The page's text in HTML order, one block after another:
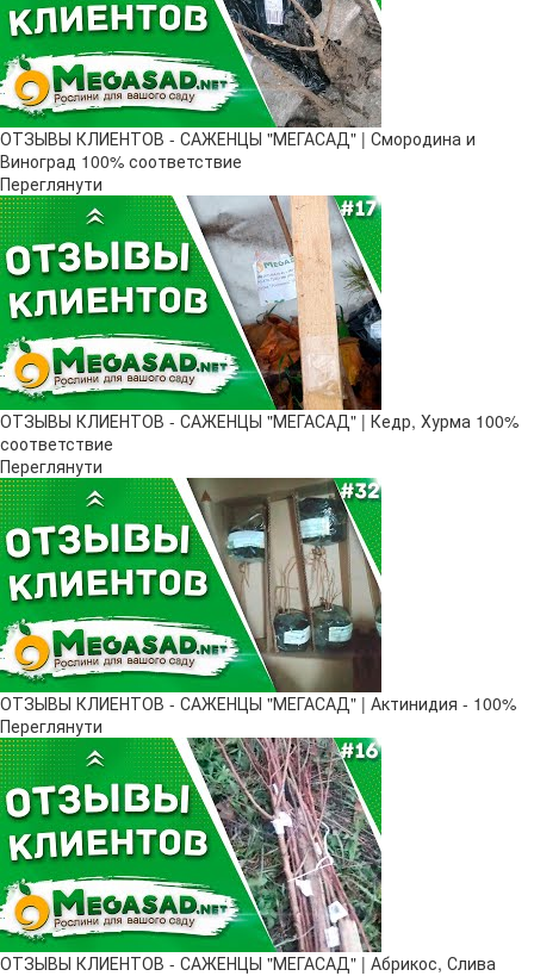
ОТЗЫВЫ КЛИЕНТОВ - САЖЕНЦЫ "МЕГАСАД" | Смородина и
Виноград 100% соответствие
Переглянути
ОТЗЫВЫ КЛИЕНТОВ - САЖЕНЦЫ "МЕГАСАД" | Кедр, Хурма 100%
соответствие
Переглянути
ОТЗЫВЫ КЛИЕНТОВ - САЖЕНЦЫ "МЕГАСАД" | Актинидия - 100%
Переглянути
ОТЗЫВЫ КЛИЕНТОВ - САЖЕНЦЫ "МЕГАСАД" | Абрикос, Слива